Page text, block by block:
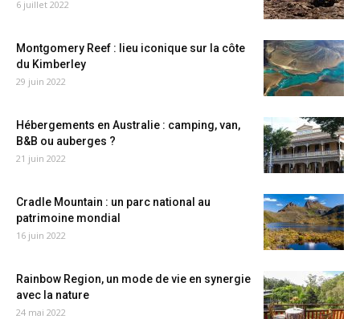
6 juillet 2022
Montgomery Reef : lieu iconique sur la côte
du Kimberley
29 juin 2022
Hébergements en Australie : camping, van,
B&B ou auberges ?
21 juin 2022
Cradle Mountain : un parc national au
patrimoine mondial
16 juin 2022
Rainbow Region, un mode de vie en synergie
avec la nature
24 mai 2022